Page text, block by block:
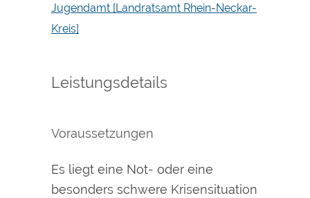
Jugendamt [Landratsamt Rhein-Neckar-
Kreis]
Leistungsdetails
Voraussetzungen
Es liegt eine Not- oder eine
besonders schwere Krisensituation